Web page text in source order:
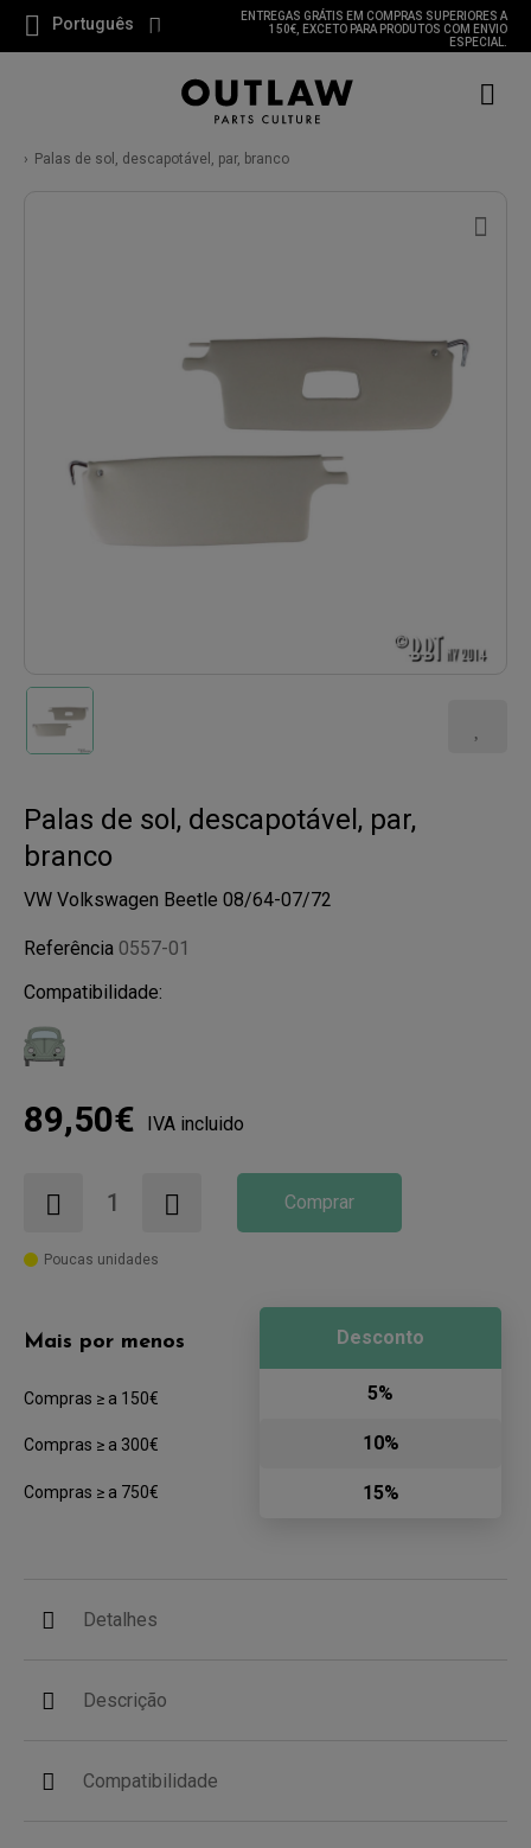
Português
ENTREGAS GRÁTIS EM COMPRAS SUPERIORES A
150€, EXCETO PARA PRODUTOS COM ENVIO
ESPECIAL.
Palas de sol, descapotável, par, branco
Palas de sol, descapotável, par,
branco
VW Volkswagen Beetle 08/64-07/72
Referência 0557-01
Compatibilidade:
89,50€ IVA incluido
Comprar
Poucas unidades
Mais por menos
Compras ≥ a 150€
Compras ≥ a 300€
Compras ≥ a 750€
Desconto
5%
10%
15%
Detalhes
Descrição
Compatibilidade